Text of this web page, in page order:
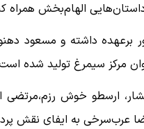
الهام‌بخش همراه
برعهده داشته و مسعود
مرکز سیمرغ تولید شده
ارسطو خوش رزم،مرتضی
به ایفای نقش